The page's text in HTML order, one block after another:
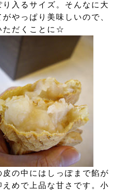
入るサイズ。そんなに大
やっぱり美味しいので、
ただくことに☆
の中にはしっぽまで餡が
めで上品な甘さです。小